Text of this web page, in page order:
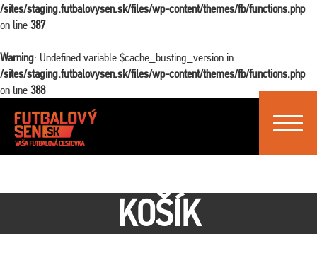
/sites/staging.futbalovysen.sk/files/wp-content/themes/fb/functions.php
on line 387
Warning: Undefined variable $cache_busting_version in
/sites/staging.futbalovysen.sk/files/wp-content/themes/fb/functions.php
on line 388
Toggle
KOŠÍK